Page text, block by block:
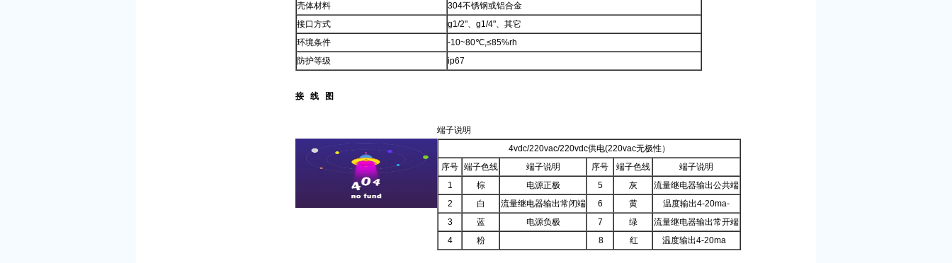
壳体材料
304不锈钢或铝合金
接口方式
g1/2"、g1/4"、其它
环境条件
-10~80℃,≤85%rh
防护等级
ip67
接 线 图
端子说明
4vdc/220vac/220vdc供电(220vac无极性）
序号 端子色线 端子说明 序号 端子色线
端子说明
1
棕 电源正极 5 灰
流量继电器输出公共端
2
白 流量继电器输出常闭端 6 黄
温度输出4-20ma-
3
蓝 电源负极 7 绿
流量继电器输出常开端
4
粉 8 红 温度输出4-20ma